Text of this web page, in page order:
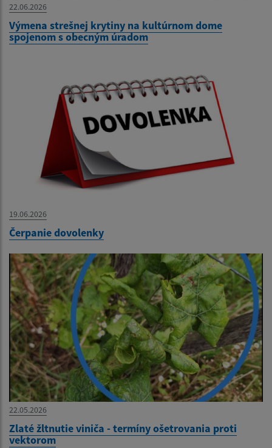
22.06.2026
Výmena strešnej krytiny na kultúrnom dome
spojenom s obecným úradom
19.06.2026
Čerpanie dovolenky
22.05.2026
Zlaté žltnutie viniča - termíny ošetrovania proti
vektorom